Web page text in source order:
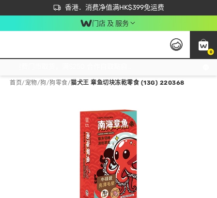
香港．消费净值满HK$399免运费
立即成为易赏钱会员尽享独家优惠
首次APP下单买满$450 输入 NEWAPP 即减$50
门店 及 服务
0
首页/ 宠物/狗/狗零食/猫犬王 章鱼切块冻乾零食 (13G) 220368